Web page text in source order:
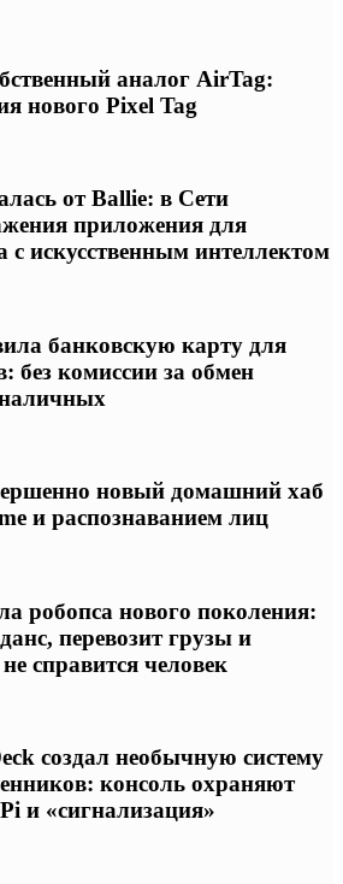
аналог AirTag:
нового Pixel Tag
от Ballie: в Сети
приложения для
с искусственным интеллектом
банковскую карту для
без комиссии за обмен
новый домашний хаб
и распознаванием лиц
робопса нового поколения:
перевозит грузы и
справится человек
создал необычную систему
консоль охраняют
и «сигнализация»